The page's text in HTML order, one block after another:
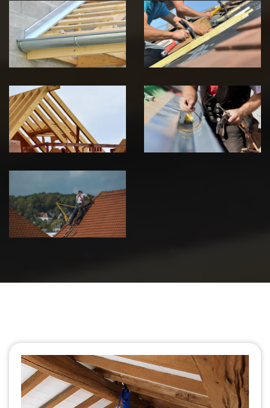
Pose de
Chéneau 39
Jura
Réparation de
toiture 39
Jura
Traitement de
charpente 39
Jura
Travaux de
zinguerie 39
Jura
Urgence fuite
de toiture 39
Jura